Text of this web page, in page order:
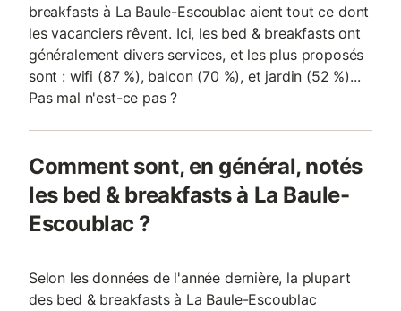
breakfasts à La Baule-Escoublac aient tout ce dont
les vacanciers rêvent. Ici, les bed & breakfasts ont
généralement divers services, et les plus proposés
sont : wifi (87 %), balcon (70 %), et jardin (52 %)...
Pas mal n'est-ce pas ?
Comment sont, en général, notés
les bed & breakfasts à La Baule-
Escoublac ?
Selon les données de l'année dernière, la plupart
des bed & breakfasts à La Baule-Escoublac